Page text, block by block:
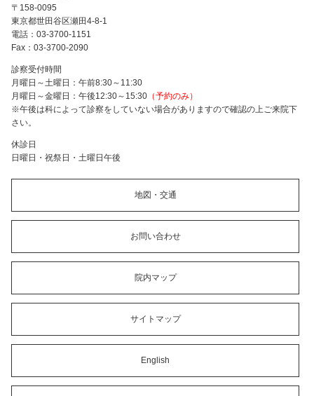
〒158-0095
東京都世田谷区瀬田4-8-1
電話：03-3700-1151
Fax：03-3700-2090
診察受付時間
月曜日～土曜日：午前8:30～11:30
月曜日～金曜日：午後12:30～15:30 （予約のみ）
※午後は科によって診察をしていない場合がありますので確認の上ご来院下
さい。
休診日
日曜日・祝祭日・土曜日午後
地図・交通
お問い合わせ
院内マップ
サイトマップ
English